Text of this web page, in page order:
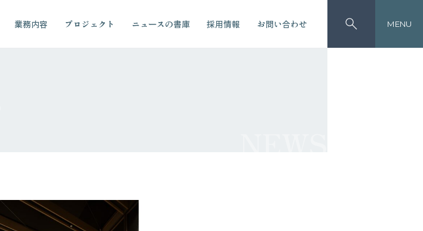
業務内容 プロジェクト ニュースの書庫 採用情報 お問い合わせ MENU